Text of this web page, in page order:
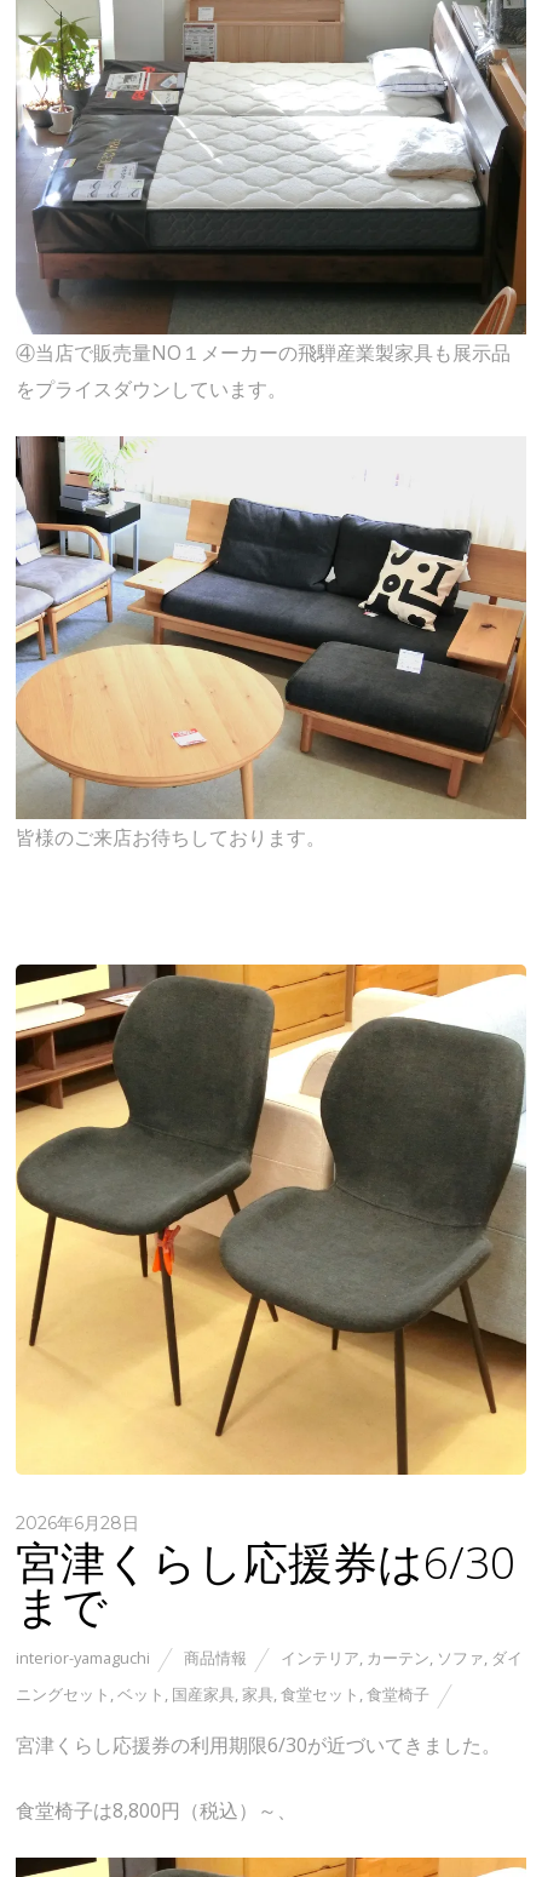
④当店で販売量NO１メーカーの飛騨産業製家具も展示品
をプライスダウンしています。
皆様のご来店お待ちしております。
2026年6月28日
宮津くらし応援券は6/30
まで
interior-yamaguchi 商品情報 インテリア, カーテン, ソファ, ダイ
ニングセット ,ベット , 国産家具,家具,食堂セット ,食堂椅子
宮津くらし応援券の利用期限6/30が近づいてきました。
食堂椅子は8,800円（税込）～、